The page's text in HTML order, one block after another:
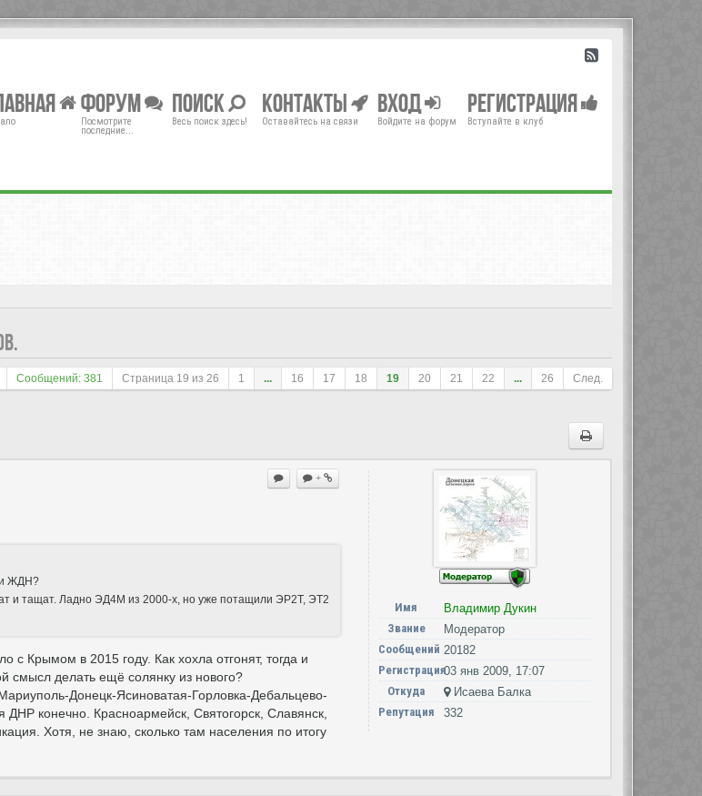
Форум
Посмотрите
последние...
Поиск
Весь поиск здесь!
Контакты
Оставайтесь на связи
Вход
Войдите на форум
Регистрация
Вступайте в клуб
Сообщений: 381 Страница 19 из 26 1 ... 16 17 18 19 20 21 22 ... 26 След.
+
ЖДН?
и тащат. Ладно ЭД4М из 2000-х, но уже потащили ЭР2Т, ЭТ2
с Крымом в 2015 году. Как хохла отгонят, тогда и
смысл делать ещё солянку из нового?
Донецк-Ясиноватая-Горловка-Дебальцево-
конечно. Красноармейск, Святогорск, Славянск,
Хотя, не знаю, сколько там населения по итогу
Имя
Владимир Дукин
Звание
Модератор
Сообщений 20182
Регистрация03 янв 2009, 17:07
Откуда
Исаева Балка
Репутация
332